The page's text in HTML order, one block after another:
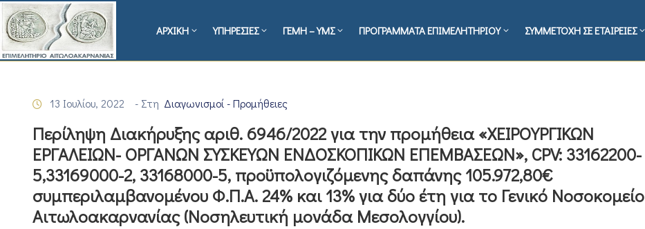
ΑΡΧΙΚΗ ΥΠΗΡΕΣΙΕΣ ΓΕΜΗ – ΥΜΣ ΠΡΟΓΡΑΜΜΑΤΑ ΕΠΙΜΕΛΗΤΗΡΙΟΥ ΣΥΜΜΕΤΟΧΗ ΣΕ ΕΤΑΙΡΕΙΕΣ
13 Ιουλίου, 2022 - Στη Διαγωνισμοί - Προμήθειες
Περίληψη Διακήρυξης αριθ. 6946/2022 για την προμήθεια «ΧΕΙΡΟΥΡΓΙΚΩΝ
ΕΡΓΑΛΕΙΩΝ- ΟΡΓΑΝΩΝ ΣΥΣΚΕΥΩΝ ΕΝΔΟΣΚΟΠΙΚΩΝ ΕΠΕΜΒΑΣΕΩΝ», CPV: 33162200-
5,33169000-2, 33168000-5, προϋπολογιζόμενης δαπάνης 105.972,80€
συμπεριλαμβανομένου Φ.Π.Α. 24% και 13% για δύο έτη για το Γενικό Νοσοκομείο
Αιτωλοακαρνανίας (Νοσηλευτική μονάδα Μεσολογγίου).